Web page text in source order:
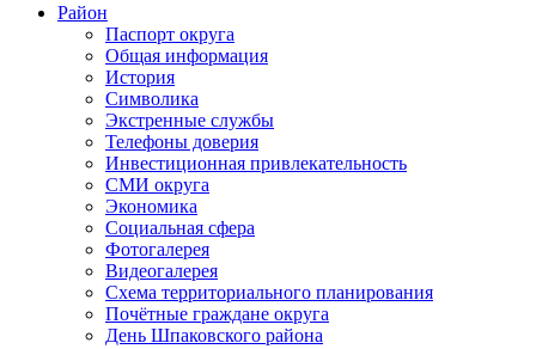
Район
Паспорт округа
Общая информация
История
Символика
Экстренные службы
Телефоны доверия
Инвестиционная привлекательность
СМИ округа
Экономика
Социальная сфера
Фотогалерея
Видеогалерея
Схема территориального планирования
Почётные граждане округа
День Шпаковского района